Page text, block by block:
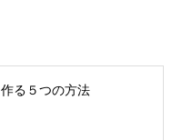
る５つの方法